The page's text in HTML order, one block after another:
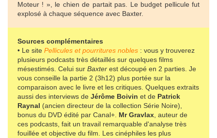
Moteur ! », le chien de partait pas. Le budget pellicule fut
explosé à chaque séquence avec Baxter.
Sources complémentaires
• Le site Pellicules et pourritures nobles : vous y trouverez
plusieurs podcasts très détaillés sur quelques films
mésestimés. Celui sur Baxter est découpé en 2 parties. Je
vous conseille la partie 2 (3h12) plus portée sur la
comparaison avec le livre et les critiques. Quelques extraits
aussi des interviews de Jérôme Boivin et de Patrick
Raynal (ancien directeur de la collection Série Noire),
bonus du DVD édité par Canal+. Mr Gravlax , auteur de
ces podcasts, fait un travail remarquable d'analyse très
fouillée et objective du film. Les cinéphiles les plus